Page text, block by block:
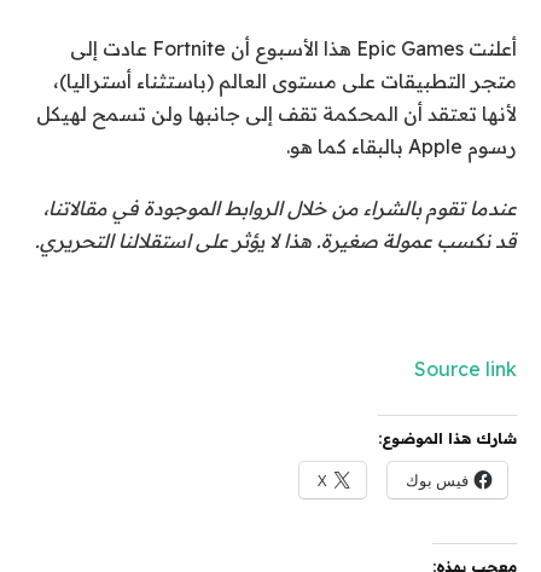
أعلنت Epic Games هذا الأسبوع أن Fortnite عادت إلى
متجر التطبيقات على مستوى العالم (باستثناء أستراليا)،
لأنها تعتقد أن المحكمة تقف إلى جانبها ولن تسمح لهيكل
رسوم Apple بالبقاء كما هو.
عندما تقوم بالشراء من خلال الروابط الموجودة في مقالاتنا،
قد نكسب عمولة صغيرة. هذا لا يؤثر على استقلالنا التحريري.
Source link
شارك هذا الموضوع:
فيس بوك X
معجب بهذه: